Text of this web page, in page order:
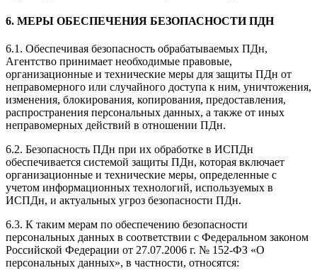
6. МЕРЫ ОБЕСПЕЧЕНИЯ БЕЗОПАСНОСТИ ПДН
6.1. Обеспечивая безопасность обрабатываемых ПДн,
Агентство принимает необходимые правовые,
организационные и технические меры для защиты ПДн от
неправомерного или случайного доступа к ним, уничтожения,
изменения, блокирования, копирования, предоставления,
распространения персональных данных, а также от иных
неправомерных действий в отношении ПДн.
6.2. Безопасность ПДн при их обработке в ИСПДн
обеспечивается системой защиты ПДн, которая включает
организационные и технические меры, определенные с
учетом информационных технологий, используемых в
ИСПДн, и актуальных угроз безопасности ПДн.
6.3. К таким мерам по обеспечению безопасности
персональных данных в соответствии с Федеральном законом
Российской Федерации от 27.07.2006 г. № 152-ФЗ «О
персональных данных», в частности, относятся: